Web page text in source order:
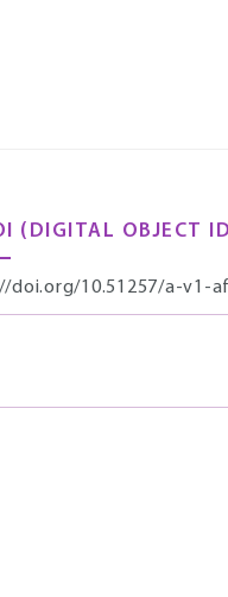
(DIGITAL OBJECT
doi.org/10.51257/a-v1-